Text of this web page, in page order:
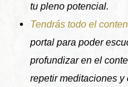
tu pleno potencial.
Tendrás todo el
portal para poder
profundizar en el
repetir meditaciones